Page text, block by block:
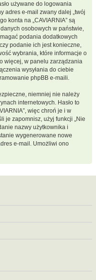
używane do logowania
adres e-mail zwany dalej „twój
konta na „CAVIARNIA” są
osobowych w państwie,
podania dodatkowych
podanie ich jest konieczne,
wybrania, które informacje o
więcej, w panelu zarządzania
wysyłania do ciebie
phpBB e-maili.
niemniej nie należy
internetowych. Hasło to
więc chroń je i w
je zapomnisz, użyj funkcji „Nie
nazwy użytkownika i
wygenerowane nowe
e-mail. Umożliwi ono